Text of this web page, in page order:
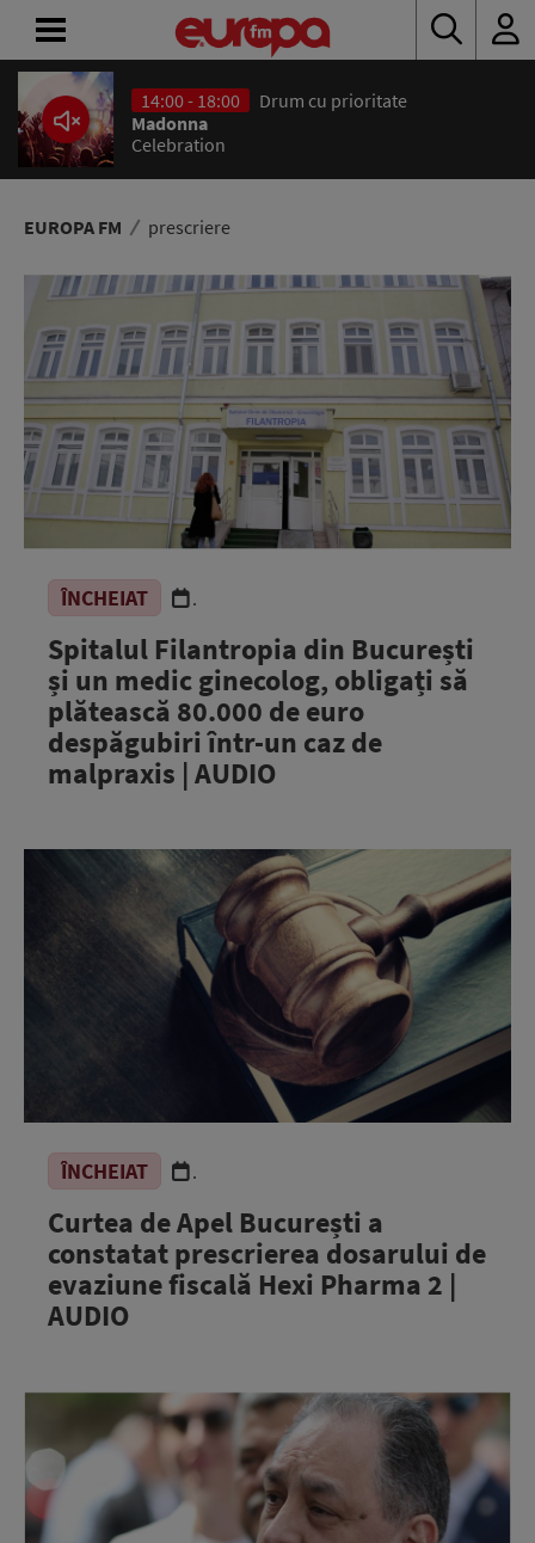
14:00 - 18:00
Drum cu prioritate
Madonna
Celebration
EUROPA FM prescriere
ÎNCHEIAT .
Spitalul Filantropia din București
și un medic ginecolog, obligați să
plătească 80.000 de euro
despăgubiri într-un caz de
malpraxis | AUDIO
ÎNCHEIAT .
Curtea de Apel București a
constatat prescrierea dosarului de
evaziune fiscală Hexi Pharma 2 |
AUDIO
ACASĂ
ȘTIRI
RADIO
CONCURSURI
PODCAST
ASCULTĂ
LIVE